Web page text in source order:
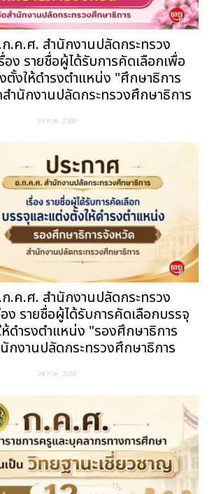
ก.ค.ศ. สำนักงานปลัดกระทรวง
อง รายชื่อผู้ได้รับการคัดเลือกเพื่อ
ตั้งให้ดำรงตำแหน่ง "ศึกษาธิการ
ำนักงานปลัดกระทรวงศึกษาธิการ
24 ก.ค. 2569
ก.ค.ศ. สำนักงานปลัดกระทรวง
ง รายชื่อผู้ได้รับการคัดเลือกบรรจุ
ห้ดำรงตำแหน่ง "รองศึกษาธิการ
กงานปลัดกระทรวงศึกษาธิการ
24 ก.ค. 2569